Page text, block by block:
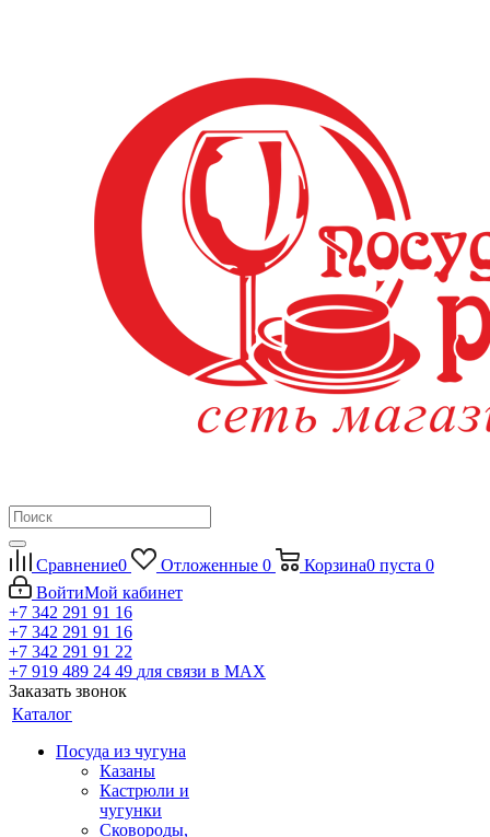
Сравнение0 Отложенные 0 Корзина0 пуста 0
ВойтиМой кабинет
+7 342 291 91 16
+7 342 291 91 16
+7 342 291 91 22
+7 919 489 24 49 для связи в МАХ
Заказать звонок
Каталог
Посуда из чугуна
Казаны
Кастрюли и
чугунки
Сковороды,